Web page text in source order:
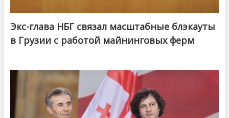
Экс-глава НБГ связал масштабные блэкауты
в Грузии с работой майнинговых ферм